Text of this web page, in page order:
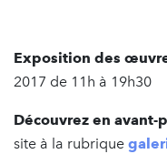
Exposition des
2017 de 11h à 19h30
Découvrez en
site à la rubrique